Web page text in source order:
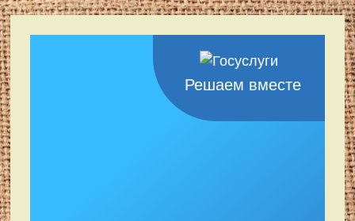
Решаем вместе